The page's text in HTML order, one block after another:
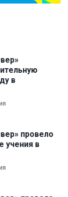
в
провело
учения в